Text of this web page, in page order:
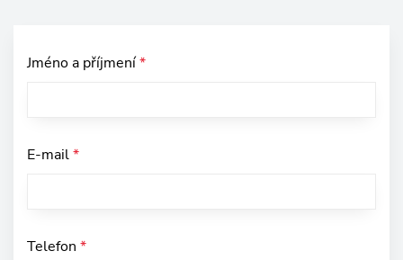
Jméno a příjmení*
E-mail*
Telefon *